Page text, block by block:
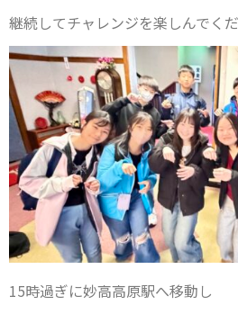
継続してチャレンジを楽しんでく
15時過ぎに妙高高原駅へ移動し